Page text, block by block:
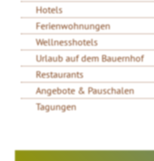
Hotels
Ferienwohnungen
Wellnesshotels
Urlaub auf dem Bauernhof
Restaurants
Angebote & Pauschalen
Tagungen